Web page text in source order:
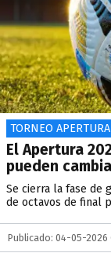
TORNEO
El Apertura
pueden
Se cierra la fase de
de octavos de final
Publicado: 04-05-2026